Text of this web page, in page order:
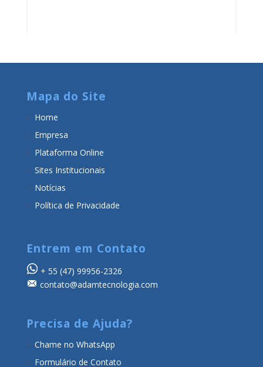
Mapa do Site
Home
Empresa
Plataforma Online
Sites Institucionais
Notícias
Política de Privacidade
Entrem em Contato
+ 55 (47) 99956-2326
contato@adamtecnologia.com
Precisa de Ajuda?
Chame no WhatsApp
Formulário de Contato